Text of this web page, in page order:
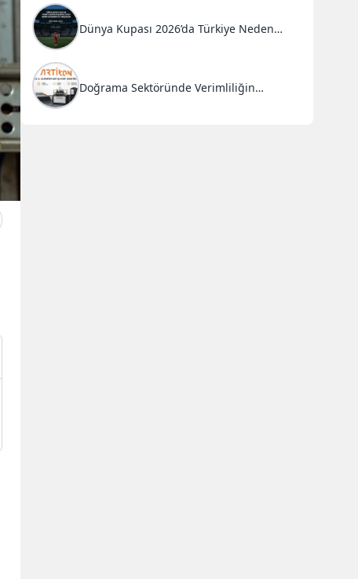
Dünya Kupası 2026’da Türkiye Neden
Doğrama Sektöründe Verimliliğin